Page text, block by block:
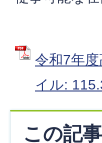
令和7年
イル:
この記